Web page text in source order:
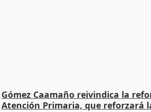
Gómez Caamaño reivindica la
Atención Primaria, que reforzará